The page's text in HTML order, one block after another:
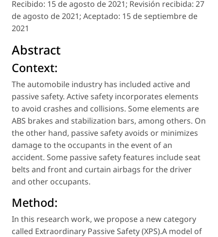
Recibido: 15 de agosto de 2021; Revisión recibida: 27
de agosto de 2021; Aceptado: 15 de septiembre de
2021
Abstract
Context:
The automobile industry has included active and
passive safety. Active safety incorporates elements
to avoid crashes and collisions. Some elements are
ABS brakes and stabilization bars, among others. On
the other hand, passive safety avoids or minimizes
damage to the occupants in the event of an
accident. Some passive safety features include seat
belts and front and curtain airbags for the driver
and other occupants.
Method:
In this research work, we propose a new category
called Extraordinary Passive Safety (XPS).A model of